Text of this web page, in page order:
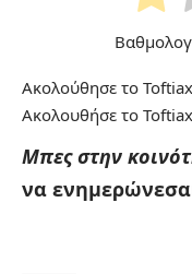
Ακολούθησε το
Ακολουθήσε το
Μπες στην
να